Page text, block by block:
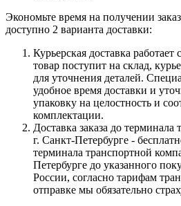
Экономьте время на получении
доступно 2 варианта доставки:
Курьерская доставка работает
товар поступит на склад,
для уточнения деталей.
удобное время доставки и
упаковку на целостность и
комплектации.
Доставка заказа до
г. Санкт-Петербурге -
терминала транспортной
Петербурге до указанного
России, согласно тарифам
отправке мы обязательно